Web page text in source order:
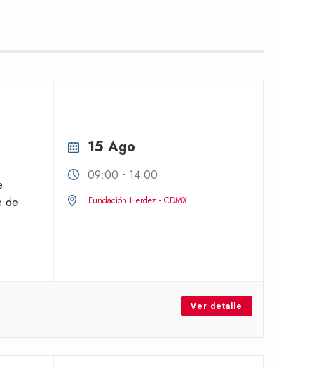
de
15 Ago
09:00 - 14:00
Fundación Herdez - CDMX
Ver detalle